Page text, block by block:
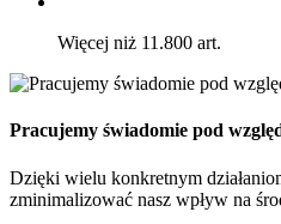
Więcej niż 11.800 art.
Pracujemy świadomie pod
Dzięki wielu konkretnym
zminimalizować nasz wpływ na